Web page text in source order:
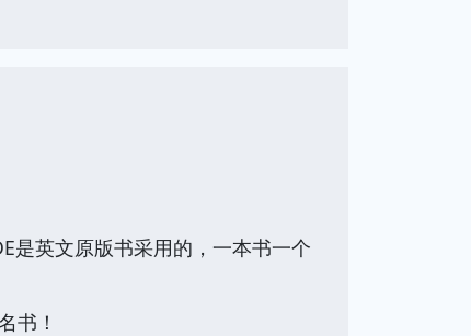
是英文原版书采用的，一本书一个
书！